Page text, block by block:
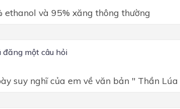
ethanol và 95% xăng thông thường
đăng một câu hỏi
suy nghĩ của em về văn bản " Thần Lúa